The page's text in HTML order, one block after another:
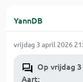
YannDB
vrijdag 3 april 2026
Op vrijdag
Aart: